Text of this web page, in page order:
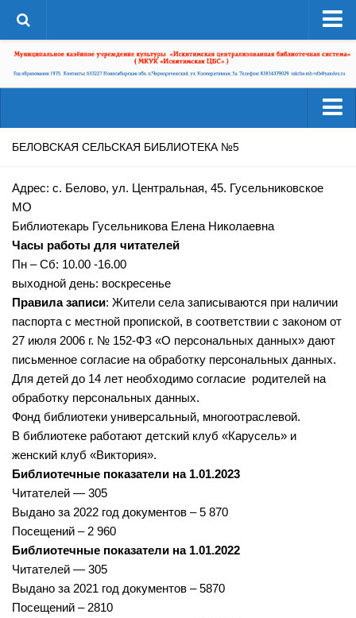
О системе
ЦБС в СМИ
Библиотеки района
А-Г
Агролесовская сельская библиотека №16
Беловская сельская библиотека №5
Сельская библиотека п. Бердь №29
Бурмистровская сельская библиотека №6
Быстровская сельская библиотека №7
Верх-Коенская сельская библиотека №8
Горевская сельская библиотека №9
Гусельниковская сельская библиотека №10
Евсинская сельская библиотека №12
Сельская библиотека д. Евсино №36
Елбашинская сельская библиотека №11
Завьяловская сельская библиотека №13
Читателям
Ресурсы
Деятельность
Наши успехи
Проекты
Конкурсы
Независимая оценка качества
Нормативно — правовые акты
Результаты независимой оценки качества
Предложения об улучшении качества деятельности
Видео
Контакты
Карта сайта
БЕЛОВСКАЯ СЕЛЬСКАЯ БИБЛИОТЕКА №5
Адрес: с. Белово, ул. Центральная, 45. Гусельниковское
МО
Библиотекарь Гусельникова Елена Николаевна
Часы работы для читателей
Пн – Сб: 10.00 -16.00
выходной день: воскресенье
Правила записи: Жители села записываются при наличии
паспорта с местной пропиской, в соответствии с законом от
27 июля 2006 г. № 152-ФЗ «О персональных данных» дают
письменное согласие на обработку персональных данных.
Для детей до 14 лет необходимо согласие родителей на
обработку персональных данных.
Фонд библиотеки универсальный, многоотраслевой.
В библиотеке работают детский клуб «Карусель» и
женский клуб «Виктория».
Библиотечные показатели на 1.01.2023
Читателей — 305
Выдано за 2022 год документов – 5 870
Посещений – 2 960
Библиотечные показатели на 1.01.2022
Читателей — 305
Выдано за 2021 год документов – 5870
Посещений – 2810